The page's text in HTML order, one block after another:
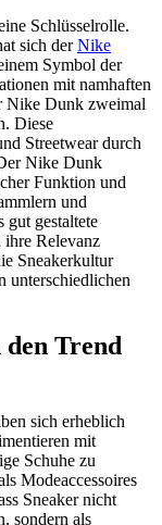
Schlüsselrolle.
sich derNike
Symbol der
mit namhaften
Nike Dunk zweimal
Diese
Streetwear durch
Nike Dunk
Funktion und
und
gut gestaltete
ihre Relevanz
Sneakerkultur
unterschiedlichen
Trend
sich erheblich
mit
Schuhe zu
Modeaccessoires
Sneaker nicht
sondern als